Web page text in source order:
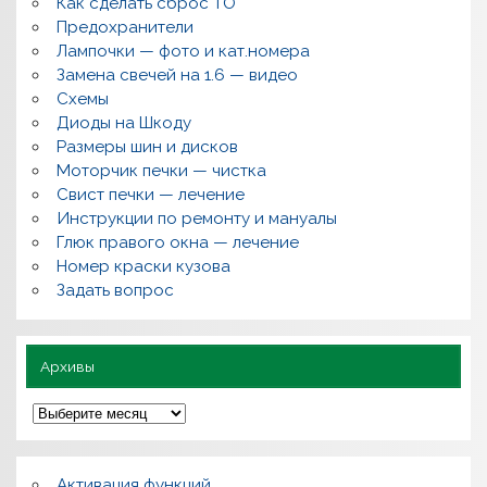
е
м
о
н
т
,
в
о
р
о
ы
,
о
л
з
Предохранители
Лампочки — фото и кат.номера
Замена свечей на 1.6 — видео
Схемы
Диоды на Шкоду
Размеры шин и дисков
Моторчик печки — чистка
Свист печки — лечение
Инструкции по ремонту и мануалы
Глюк правого окна — лечение
Номер краски кузова
Задать вопрос
Архивы
А
р
х
и